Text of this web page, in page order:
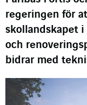
regeringen för
skollandskapet i
och
bidrar med